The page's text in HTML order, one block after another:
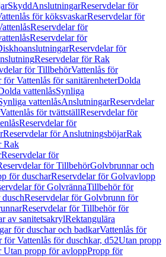
SkyddAnslutningarReservdelar för
för köksvaskarReservdelar för
Reservdelar för
Reservdelar för
Reservdelar för
Reservdelar för Rak
för TillbehörVattenlås för
för Vattenlås för sanitärenheterDolda
vattenlåsSynliga
vattenlåsAnslutningarReservdelar
Vattenlås för tvättställReservdelar för
Reservdelar för
Reservdelar för AnslutningsböjarRak
Rak
Reservdelar för
för TillbehörGolvbrunnar och
för duscharReservdelar för Golvavlopp
för GolvrännaTillbehör för
Reservdelar för Golvbrunn för
Reservdelar för Tillbehör för
av sanitetsakrylRektangulära
för duschar och badkarVattenlås för
för Vattenlås för duschkar, d52Utan propp
Utan propp för avloppPropp för